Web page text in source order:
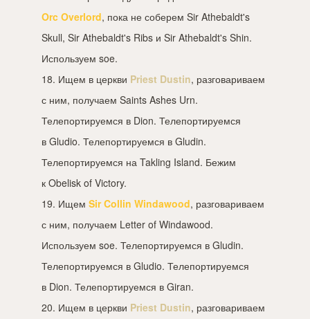
Orc Overlord, пока не соберем Sir Athebaldt's
Skull, Sir Athebaldt's Ribs и Sir Athebaldt's Shin.
Используем soe.
18. Ищем в церкви Priest Dustin, разговариваем
с ним, получаем Saints Ashes Urn.
Телепортируемся в Dion. Телепортируемся
в Gludio. Телепортируемся в Gludin.
Телепортируемся на Takling Island. Бежим
к Obelisk of Victory.
19. Ищем Sir Collin Windawood, разговариваем
с ним, получаем Letter of Windawood.
Используем soe. Телепортируемся в Gludin.
Телепортируемся в Gludio. Телепортируемся
в Dion. Телепортируемся в Giran.
20. Ищем в церкви Priest Dustin, разговариваем